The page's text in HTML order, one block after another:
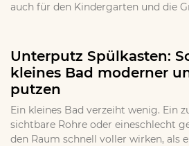
auch für den Kindergarten und die
Unterputz Spülkasten:
kleines Bad moderner
putzen
Ein kleines Bad verzeiht wenig. Ein
sichtbare Rohre oder eineschlecht
den Raum schnell voller wirken, als